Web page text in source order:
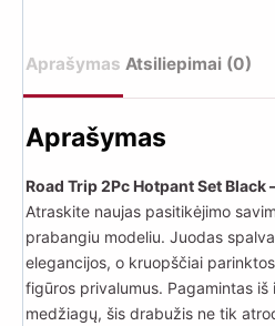
Aprašymas Atsiliepimai (0)
Aprašymas
Road Trip 2Pc Hotpant Set
Atraskite naujas pasitikėjimo
prabangiu modeliu. Juodas
elegancijos, o kruopščiai
figūros privalumus. Pagamintas iš
medžiagų, šis drabužis ne tik